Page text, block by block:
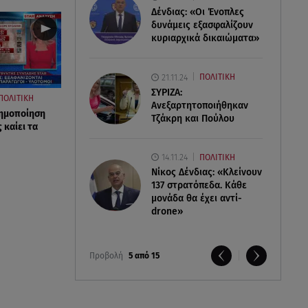
Δένδιας: «Οι Ένοπλες
δυνάμεις εξασφαλίζουν
κυριαρχικά δικαιώματα»
21.11.24 ΠΟΛΙΤΙΚΗ
ΣΥΡΙΖΑ:
Ανεξαρτητοποιήθηκαν
Τζάκρη και Πούλου
14.11.24 ΠΟΛΙΤΙΚΗ
Νίκος Δένδιας: «Κλείνουν
137 στρατόπεδα. Kάθε
μονάδα θα έχει αντί-
drone»
Προβολή 5 από 15
τα